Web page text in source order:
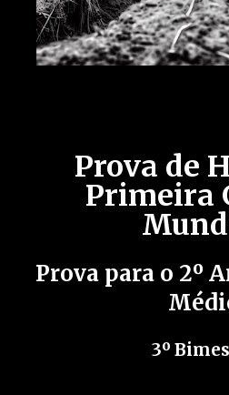
Prova de
Primeira
Prova para o 2º
3º